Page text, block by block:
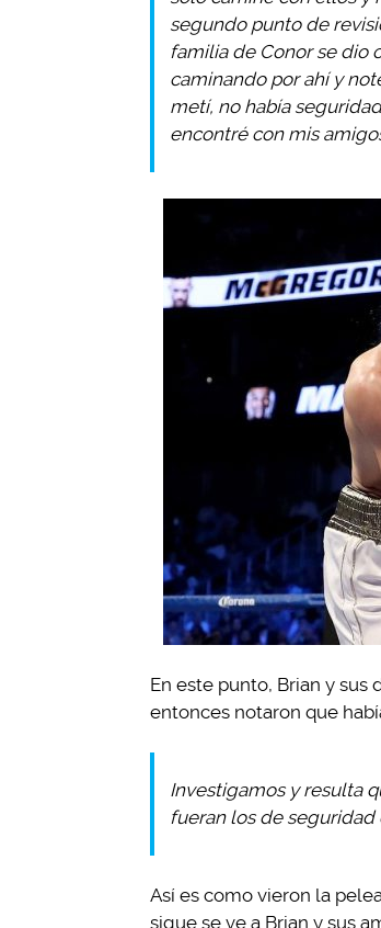
segundo punto de
familia de Conor se dio
caminando por ahí y
metí, no había
encontré con mis
En este punto, Brian y sus
entonces notaron que
Investigamos y resulta
fueran los de seguridad
Así es como vieron la
sigue se ve a Brian y sus